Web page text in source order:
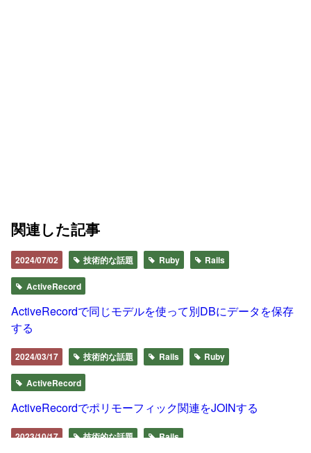
関連した記事
2024/07/02 技術的な話題 Ruby Rails
ActiveRecord
ActiveRecordで同じモデルを使って別DBにデータを保存
する
2024/03/17 技術的な話題 Rails Ruby
ActiveRecord
ActiveRecordでポリモーフィック関連をJOINする
2023/10/17 技術的な話題 Rails